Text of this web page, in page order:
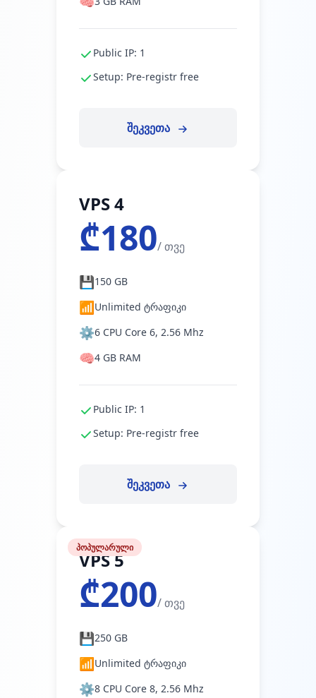
Public IP: 1
Setup: Pre-registr free
შეკვეთა
VPS 4
₾180/ თვე
💾150 GB
📶Unlimited ტრაფიკი
⚙️6 CPU Core 6, 2.56 Mhz
🧠4 GB RAM
Public IP: 1
Setup: Pre-registr free
შეკვეთა
პოპულარული
VPS 5
₾200/ თვე
💾250 GB
📶Unlimited ტრაფიკი
⚙️8 CPU Core 8, 2.56 Mhz